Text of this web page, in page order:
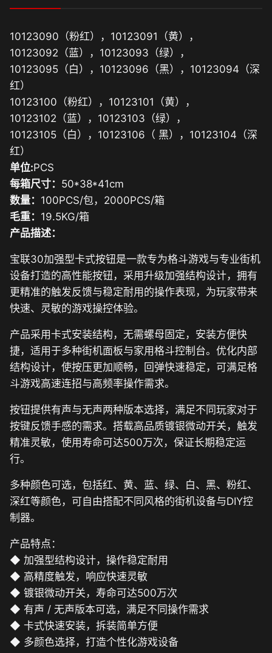
10123090（粉红），10123091（黄），
10123092（蓝），10123093（绿），
10123095（白），10123096（黑），10123094（深
红）
10123100（粉红），10123101（黄），
10123102（蓝），10123103（绿），
10123105（白），10123106（ 黑），10123104（深
红）
单位:PCS
每箱尺寸： 50*38*41cm
数量： 100PCS/包，2000PCS/箱
毛重： 19.5KG/箱
产品描述：
宝联30加强型卡式按钮是一款专为格斗游戏与专业街机
设备打造的高性能按钮，采用升级加强结构设计，拥有
更精准的触发反馈与稳定耐用的操作表现，为玩家带来
快速、灵敏的游戏操控体验。
产品采用卡式安装结构，无需螺母固定，安装方便快
捷，适用于多种街机面板与家用格斗控制台。优化内部
结构设计，使按压更加顺畅，回弹快速稳定，可满足格
斗游戏高速连招与高频率操作需求。
按钮提供有声与无声两种版本选择，满足不同玩家对于
按键反馈手感的需求。搭载高品质镀银微动开关，触发
精准灵敏，使用寿命可达500万次，保证长期稳定运
行。
多种颜色可选，包括红、黄、蓝、绿、白、黑、粉红、
深红等颜色，可自由搭配不同风格的街机设备与DIY控
制器。
产品特点：
◆ 加强型结构设计，操作稳定耐用
◆ 高精度触发，响应快速灵敏
◆ 镀银微动开关，寿命可达500万次
◆ 有声 / 无声版本可选，满足不同操作需求
◆ 卡式快速安装，拆装简单方便
◆ 多颜色选择，打造个性化游戏设备